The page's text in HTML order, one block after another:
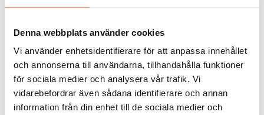
Denna webbplats använder cookies
Vi använder enhetsidentifierare för att anpassa innehållet
och annonserna till användarna, tillhandahålla funktioner
för sociala medier och analysera vår trafik. Vi
vidarebefordrar även sådana identifierare och annan
information från din enhet till de sociala medier och
Kock
Arbetsgivare: Smådalarö Gård Hotell & Spa
Placeringsort: Dalarö
Sista ansökningsdag: 2026-08-30
LÄS MER